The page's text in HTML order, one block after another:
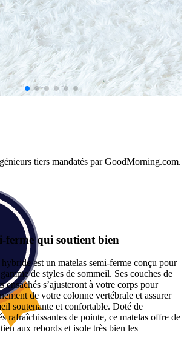
tiers mandatés par GoodMorning.com.
ferme qui soutient bien
est un matelas semi-ferme conçu pour
de styles de sommeil. Ses couches de
ensachés s’ajusteront à votre corps pour
de votre colonne vertébrale et assurer
soutenante et confortable. Doté de
rafraîchissantes de pointe, ce matelas offre de
aux rebords et isole très bien les